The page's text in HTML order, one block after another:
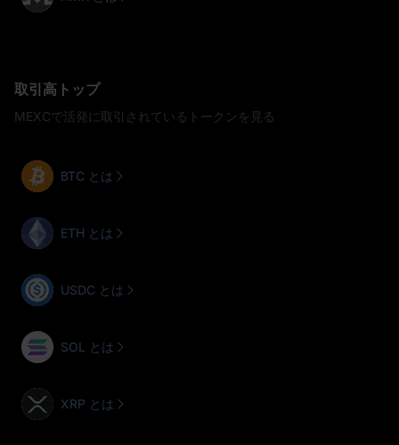
取引高トップ
MEXCで活発に取引されているトークンを見る
BTC とは
ETH とは
USDC とは
SOL とは
XRP とは